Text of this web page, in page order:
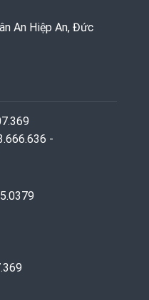
An Hiệp An, Đức
-